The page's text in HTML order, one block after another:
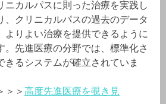
ニカルパスに則った治療を実践し
、クリニカルパスの過去のデータ
よりよい治療を提供できるように
。先進医療の分野では、標準化さ
きるシステムが確立されていま
＞＞高度先進医療を覗き見